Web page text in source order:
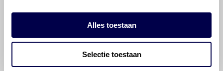
Alles toestaan
Selectie toestaan
©OlyslagerAlle rechten voorbehouden. Deze